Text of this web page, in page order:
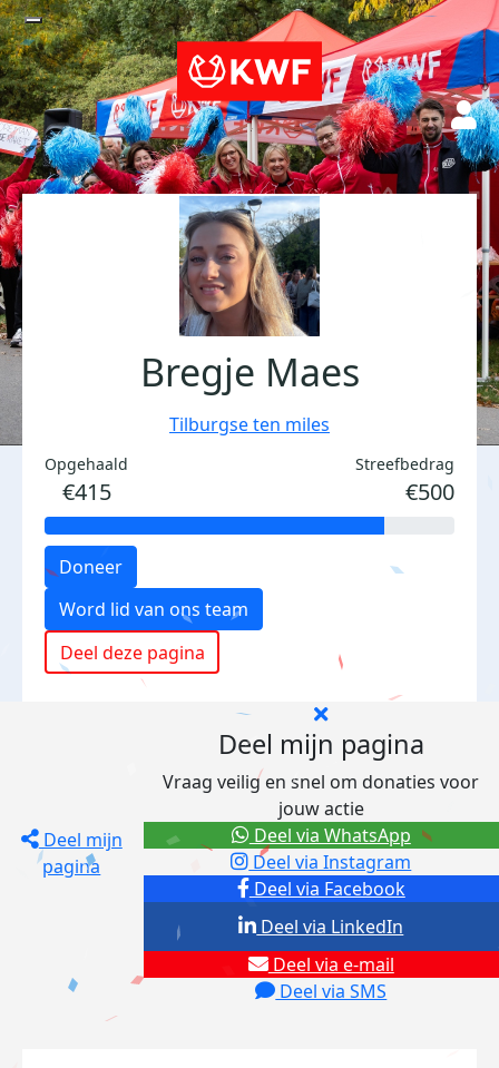
Bregje Maes
Tilburgse ten miles
Opgehaald
€415
Streefbedrag
€500
Doneer
Word lid van ons team
Deel deze pagina
Deel mijn
pagina
Deel mijn pagina
Vraag veilig en snel om donaties voor
jouw actie
Deel via Facebook
Deel via Instagram
Deel via e-mail
Deel via SMS
Deel via LinkedIn
Deel via WhatsApp